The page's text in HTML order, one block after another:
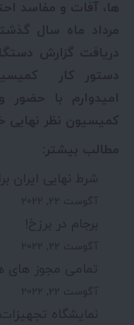
مرداد ماه سال
دریافت گزارش
دستور کار
امیدوارم با حضور
کمیسیون نظر نهایی
مطالب بیشتر:
شرط نهایی ایران
آگوست 22, 2022
برجام در برزخ!
آگوست 22, 2022
تمامی مجوز های
آگوست 22, 2022
نمایشگاه